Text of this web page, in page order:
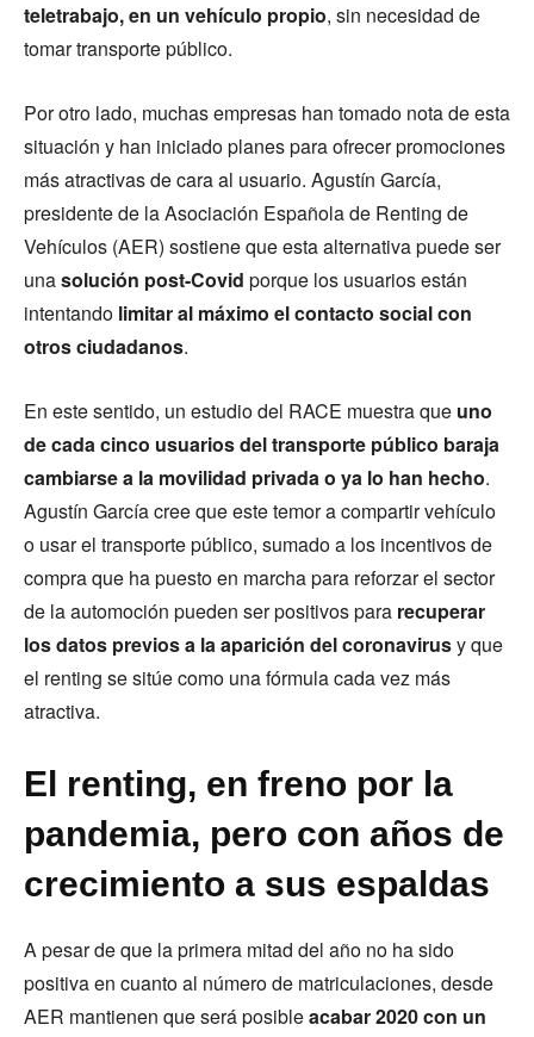
teletrabajo, en un vehículo propio, sin necesidad de
tomar transporte público.
Por otro lado, muchas empresas han tomado nota de esta
situación y han iniciado planes para ofrecer promociones
más atractivas de cara al usuario. Agustín García,
presidente de la Asociación Española de Renting de
Vehículos (AER) sostiene que esta alternativa puede ser
unasolución post-Covid porque los usuarios están
intentando limitar al máximo el contacto social con
otros ciudadanos.
En este sentido, un estudio del RACE muestra que uno
de cada cinco usuarios del transporte público baraja
cambiarse a la movilidad privada o ya lo han hecho.
Agustín García cree que este temor a compartir vehículo
o usar el transporte público, sumado a los incentivos de
compra que ha puesto en marcha para reforzar el sector
de la automoción pueden ser positivos para recuperar
los datos previos a la aparición del coronavirusy que
el renting se sitúe como una fórmula cada vez más
atractiva.
El renting, en freno por la
pandemia, pero con años de
crecimiento a sus espaldas
A pesar de que la primera mitad del año no ha sido
positiva en cuanto al número de matriculaciones, desde
AER mantienen que será posibleacabar 2020 con un